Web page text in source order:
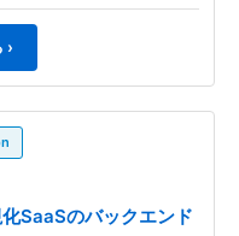
›
SaaSのバックエンド